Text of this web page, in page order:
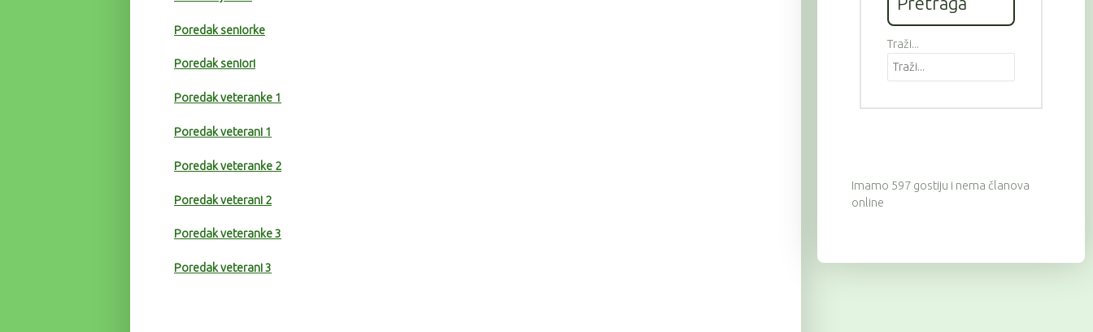
Poredak seniorke
Poredak seniori
Poredak veteranke 1
Poredak veterani 1
Poredak veteranke 2
Poredak veterani 2
Poredak veteranke 3
Poredak veterani 3
Traži...
Imamo 597 gostiju i nema članova
online